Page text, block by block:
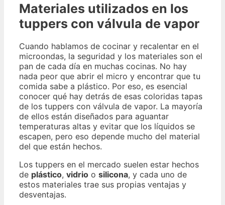
Materiales utilizados en los
tuppers con válvula de vapor
Cuando hablamos de cocinar y recalentar en el
microondas, la seguridad y los materiales son el
pan de cada día en muchas cocinas. No hay
nada peor que abrir el micro y encontrar que tu
comida sabe a plástico. Por eso, es esencial
conocer qué hay detrás de esas coloridas tapas
de los tuppers con válvula de vapor. La mayoría
de ellos están diseñados para aguantar
temperaturas altas y evitar que los líquidos se
escapen, pero eso depende mucho del material
del que están hechos.
Los tuppers en el mercado suelen estar hechos
de plástico, vidrio o silicona, y cada uno de
estos materiales trae sus propias ventajas y
desventajas.